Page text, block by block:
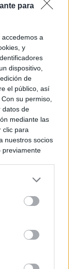
para
a
y
dispositivo,
de
el público, así
su permiso,
datos de
mediante las
clic para
nuestros socios
previamente
algún
de
se aplicarán
sitio web o